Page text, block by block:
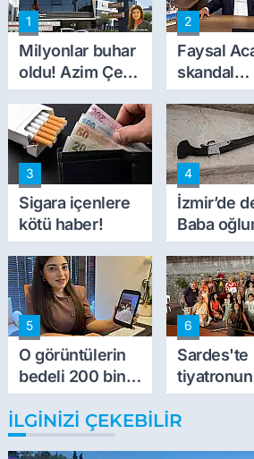
1
Milyonlar buhar
oldu! Azim Çelik
inşaat mağduru
ilk kez konuştu
2
Faysal
skandal
'Haluk
de
3
Sigara içenlere
kötü haber!
4
İzmir’de
Baba
vurdu
5
O görüntülerin
bedeli 200 bin
TL
6
Sardes'te
tiyatronun
imece
binlerce
İLGINIZI ÇEKEBILIR